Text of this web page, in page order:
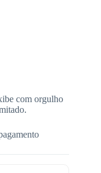
com orgulho